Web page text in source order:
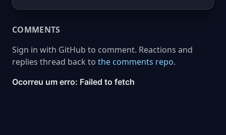
COMMENTS
Sign in with GitHub to comment. Reactions and
replies thread back to the comments repo.